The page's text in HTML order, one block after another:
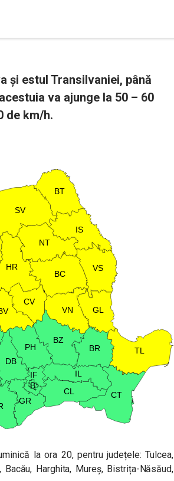
și estul Transilvaniei, până
va ajunge la 50 – 60
de km/h.
la ora 20, pentru județele: Tulcea,
Bacău, Harghita, Mureș, Bistrița-Năsăud,